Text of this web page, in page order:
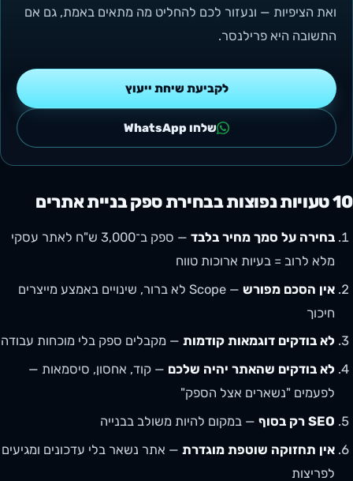
ואת הציפיות — ונעזור לכם להחליט מה מתאים באמת, גם אם
התשובה היא פרילנסר.
לקביעת שיחת ייעוץ
שלחו WhatsApp
10 טעויות נפוצות בבחירת ספק בניית אתרים
בחירה על סמך מחיר בלבד
— ספק ב־3,000 ש"ח לאתר עסקי
מלא לרוב = בעיות ארוכות טווח
אין הסכם מפורש
— Scope לא ברור, שינויים באמצע מייצרים
חיכוך
לא בודקים דוגמאות קודמות — מקבלים ספק בלי מוכחות עבודה
לא בודקים שהאתר יהיה שלכם — קוד, אחסון, סיסמאות —
לפעמים "נשארים אצל הספק"
SEO רק בסוף
— במקום להיות משולב בבנייה
אין תחזוקה שוטפת מוגדרת — אתר נשאר בלי עדכונים ומגיעים
לפריצות